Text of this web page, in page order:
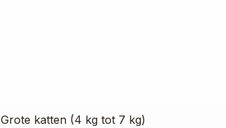
Grote katten (4 kg tot 7 kg)